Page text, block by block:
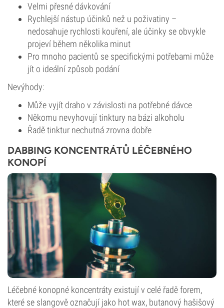
Velmi přesné dávkování
Rychlejší nástup účinků než u poživatiny –
nedosahuje rychlosti kouření, ale účinky se obvykle
projeví během několika minut
Pro mnoho pacientů se specifickými potřebami může
jít o ideální způsob podání
Nevýhody:
Může vyjít draho v závislosti na potřebné dávce
Někomu nevyhovují tinktury na bázi alkoholu
Řadě tinktur nechutná zrovna dobře
DABBING KONCENTRÁTŮ LÉČEBNÉHO
KONOPÍ
Léčebné konopné koncentráty existují v celé řadě forem,
které se slangově označují jako hot wax, butanový hašišový